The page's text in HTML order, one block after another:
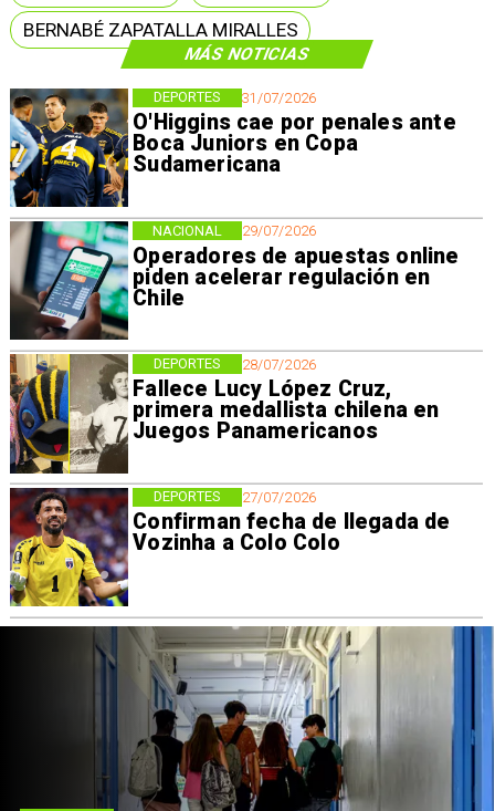
MÁS NOTICIAS
31/07/2026
O'Higgins cae por penales ante
Boca Juniors en Copa
Sudamericana
DEPORTES
29/07/2026
Operadores de apuestas online
piden acelerar regulación en
Chile
NACIONAL
28/07/2026
Fallece Lucy López Cruz,
primera medallista chilena en
Juegos Panamericanos
DEPORTES
27/07/2026
Confirman fecha de llegada de
Vozinha a Colo Colo
DEPORTES
BERNABÉ ZAPATALLA MIRALLES